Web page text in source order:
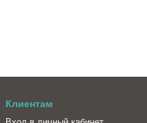
Клиентам